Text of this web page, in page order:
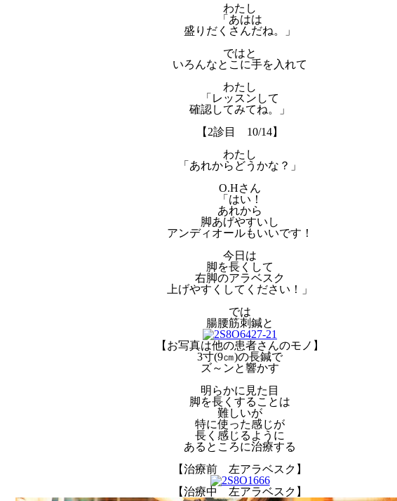
わたし
「あはは
盛りだくさんだね。」
ではと
いろんなとこに手を入れて
わたし
「レッスンして
確認してみてね。」
【2診目 10/14】
わたし
「あれからどうかな？」
O.Hさん
「はい！
あれから
脚あげやすいし
アンディオールもいいです！
今日は
脚を長くして
右脚のアラベスク
上げやすくしてください！」
では
腸腰筋刺鍼と
【お写真は他の患者さんのモノ】
3寸(9㎝)の長鍼で
ズ～ンと響かす
明らかに見た目
脚を長くすることは
難しいが
特に使った感じが
長く感じるように
あるところに治療する
【治療前 左アラベスク】
【治療中 左アラベスク】